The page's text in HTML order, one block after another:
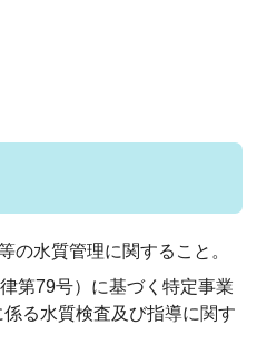
水質管理に関すること。
第79号）に基づく特定事業
る水質検査及び指導に関す